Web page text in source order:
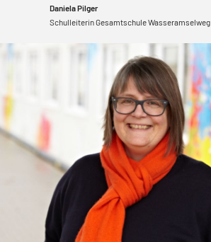
Daniela Pilger
Schulleiterin Gesamtschule Wasseramselweg